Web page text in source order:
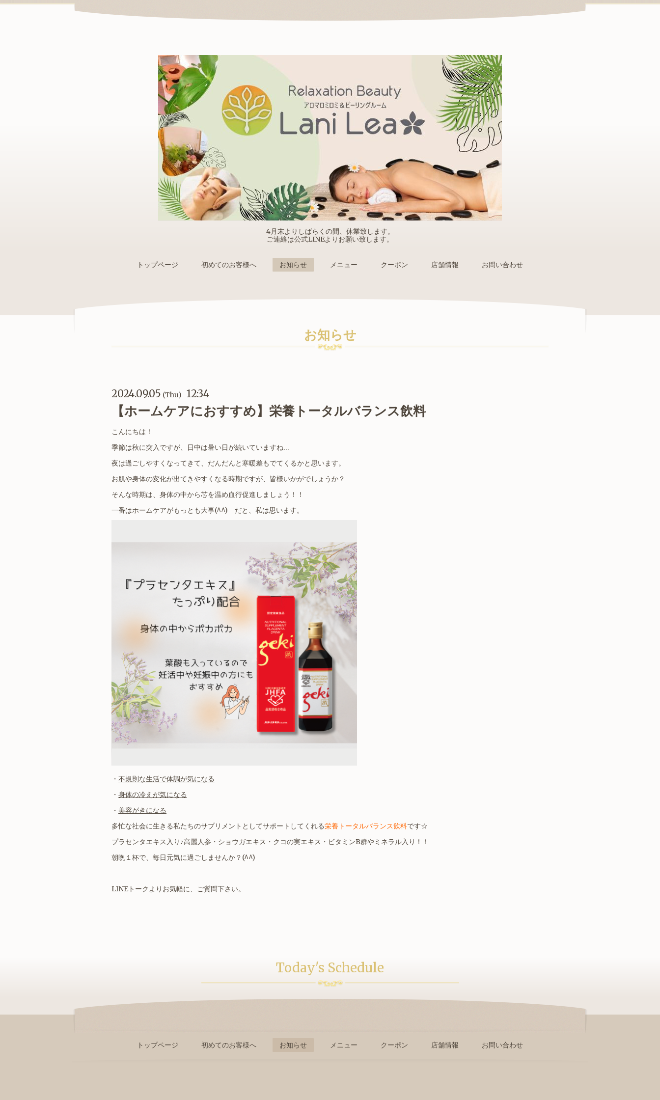
4月末よりしばらくの間、休業致します。
ご連絡は公式LINEよりお願い致します。
トップページ 初めてのお客様へ お知らせ メニュー クーポン 店舗情報 お問い合わせ
お知らせ
2024.09.05 (Thu) 12:34
【ホームケアにおすすめ】栄養トータルバランス飲料
こんにちは！
季節は秋に突入ですが、日中は暑い日が続いていますね…
夜は過ごしやすくなってきて、だんだんと寒暖差もでてくるかと思います。
お肌や身体の変化が出てきやすくなる時期ですが、皆様いかがでしょうか？
そんな時期は、身体の中から芯を温め血行促進しましょう！！
一番はホームケアがもっとも大事(^^) だと、私は思います。
・ 不規則な生活で体調が気になる
・ 身体の冷えが気になる
・ 美容がきになる
多忙な社会に生きる私たちのサプリメントとしてサポートしてくれる栄養トータルバランス飲料です☆
プラセンタエキス入り♪高麗人参・ショウガエキス・クコの実エキス・ビタミンB群やミネラル入り！！
朝晩１杯で、毎日元気に過ごしませんか？(^^)
LINEトークよりお気軽に、ご質問下さい。
Today's Schedule
トップページ 初めてのお客様へ お知らせ メニュー クーポン 店舗情報 お問い合わせ